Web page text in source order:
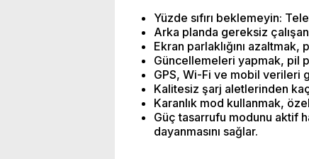
Yüzde sıfırı beklemeyin:
Arka planda gereksiz
Ekran parlaklığını azaltmak,
Güncellemeleri yapmak, pil
GPS, Wi-Fi ve mobil verileri
Kalitesiz şarj aletlerinden
Karanlık mod kullanmak,
Güç tasarrufu modunu aktif
dayanmasını sağlar.